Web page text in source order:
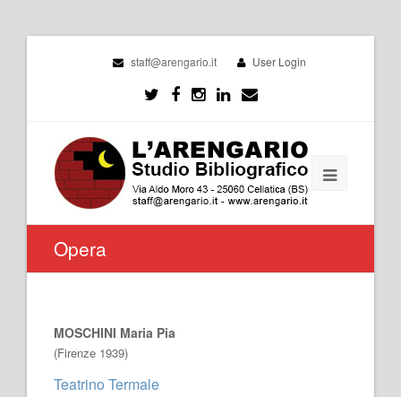
staff@arengario.it User Login
Opera
MOSCHINI Maria Pia
(Firenze 1939)
Teatrino Termale